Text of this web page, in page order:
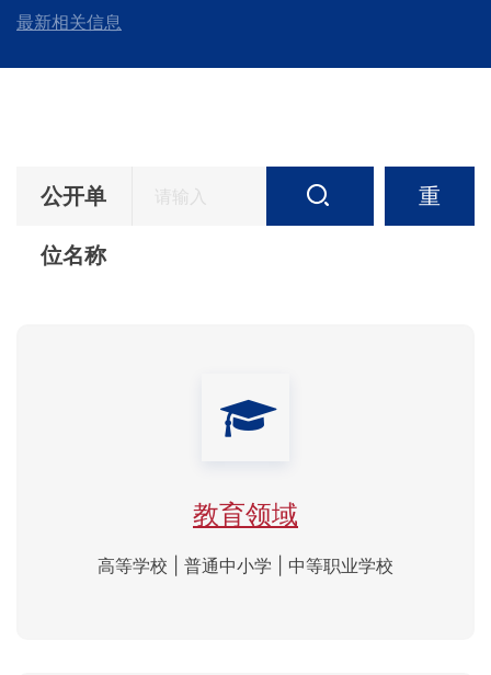
最新相关信息
公开单
位名称
重
教育领域
高等学校 | 普通中小学 | 中等职业学校